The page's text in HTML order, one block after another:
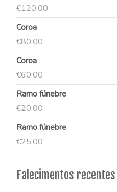
€120.00
Coroa
€80.00
Coroa
€60.00
Ramo fúnebre
€20.00
Ramo fúnebre
€25.00
Falecimentos recentes